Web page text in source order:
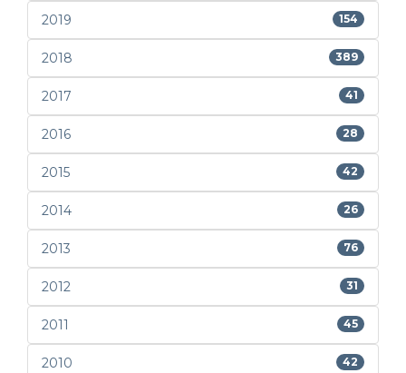
2019 154
2018 389
2017 41
2016 28
2015 42
2014 26
2013 76
2012 31
2011 45
2010 42